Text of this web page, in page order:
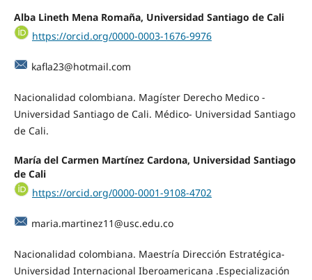
Alba Lineth Mena Romaña, Universidad Santiago de Cali
https://orcid.org/0000-0003-1676-9976
kafla23@hotmail.com
Nacionalidad colombiana. Magíster Derecho Medico -
Universidad Santiago de Cali. Médico- Universidad Santiago
de Cali.
María del Carmen Martínez Cardona, Universidad Santiago
de Cali
https://orcid.org/0000-0001-9108-4702
maria.martinez11@usc.edu.co
Nacionalidad colombiana. Maestría Dirección Estratégica-
Universidad Internacional Iberoamericana .Especialización